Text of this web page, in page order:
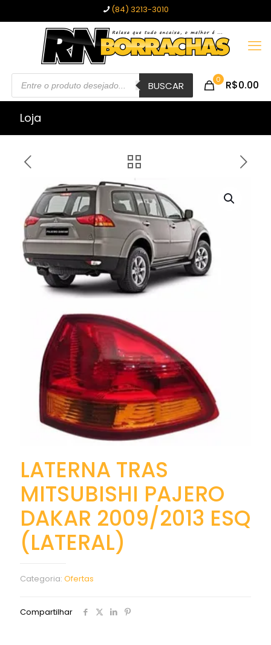
(84) 3213-3010
Pesquisar
produtos BUSCAR 0 R$0.00
Loja
LATERNA TRAS
MITSUBISHI PAJERO
DAKAR 2009/2013 ESQ
(LATERAL)
Categoria: Ofertas
Compartilhar